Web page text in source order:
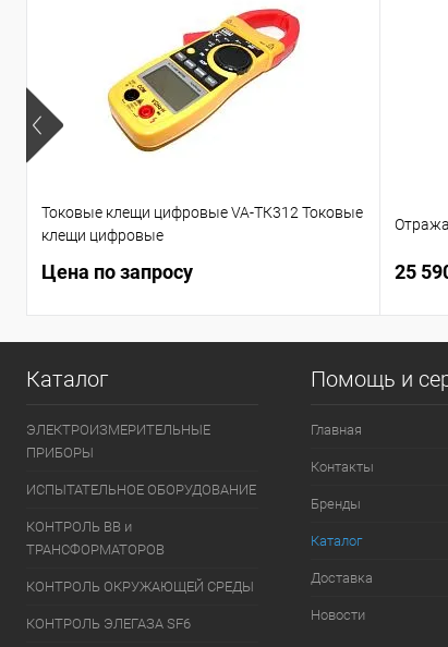
Токовые клещи цифровые VA-ТК312 Токовые
клещи цифровые
Цена по запросу 25
Каталог
ЭЛЕКТРОИЗМЕРИТЕЛЬНЫЕ
ПРИБОРЫ
ИСПЫТАТЕЛЬНОЕ ОБОРУДОВАНИЕ
КОНТРОЛЬ ВВ и
ТРАНСФОРМАТОРОВ
КОНТРОЛЬ ОКРУЖАЮЩЕЙ СРЕДЫ
КОНТРОЛЬ ЭЛЕГАЗА SF6
Помощь и
Главная
Контакты
Бренды
Каталог
Доставка
Новости